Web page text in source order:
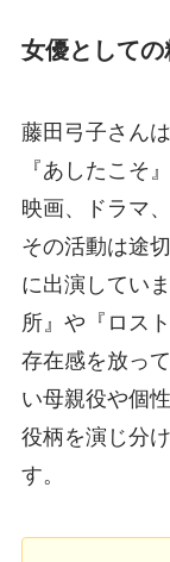
女優として
藤田弓子さん
『あしたこそ
映画、ドラマ
その活動は途
に出演してい
所』や『ロス
存在感を放っ
い母親役や個
役柄を演じ分
す。